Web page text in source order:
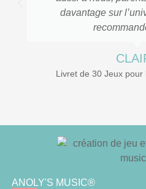
davantage sur
Livret de 30 Jeux pour
ANOLY'S MUSIC®